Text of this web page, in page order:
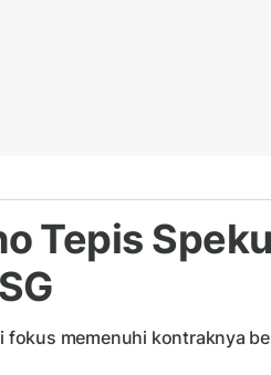
Tepis
memenuhi kontraknya